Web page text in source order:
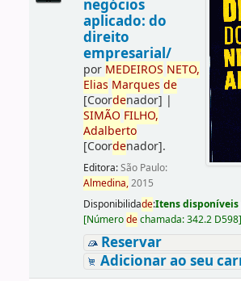
negócios
aplicado: do
direito
empresarial/
por MEDEIROS NETO,
Elias Marques de
[Coordenador] |
SIMÃO FILHO,
Adalberto
[Coordenador].
Editora:São Paulo:
Almedina,2015
Disponibilidade:Itens
[Númerodechamada:342.2 D598]
Reservar
Adicionar ao seu